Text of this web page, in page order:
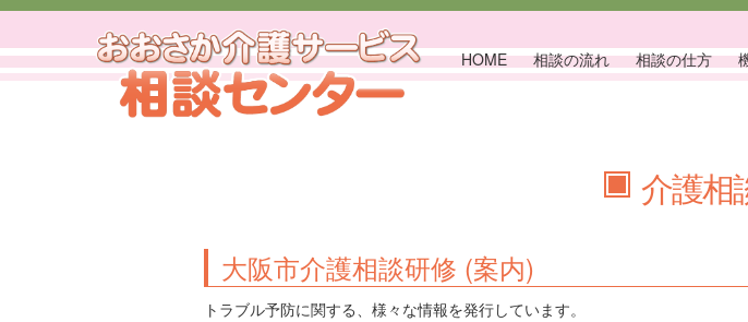
HOME 相談の流れ 相談の仕方
介護相
大阪市介護相談研修 (案内)
トラブル予防に関する、様々な情報を発行しています。